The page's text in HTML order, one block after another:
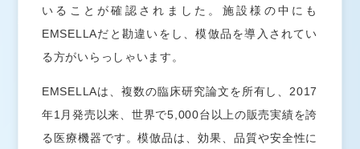
お問い合わせ
導入施設
プライバシーポリシー
お問い合わせ
いることが確認されました。施設様の中にも
EMSELLAだと勘違いをし、模倣品を導入されてい
る方がいらっしゃいます。
EMSELLAは、複数の臨床研究論文を所有し、2017
年1月発売以来、世界で5,000台以上の販売実績を誇
る医療機器です。模倣品は、効果、品質や安全性に